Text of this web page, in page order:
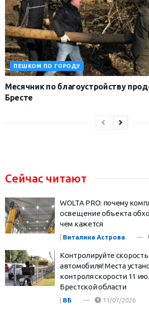
ПЕШКОМ ПО ГОРОДУ
Месячник по благоустройству
Бресте
Сейчас читают
WOLTA PRO: почему
освещение объекта
чем кажется
Виталина Астрова
Контролируйте
автомобиля! Места
контроля скорости 11
Брестской области
ВБ 11/07/2026